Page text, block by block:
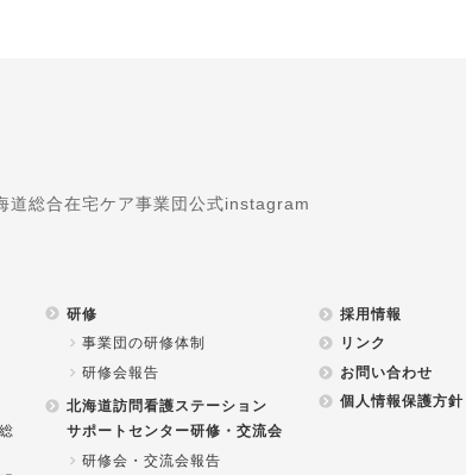
道総合在宅ケア事業団公式instagram
研修
事業団の研修体制
研修会報告
北海道訪問看護ステーション
サポートセンター研修・交流会
研修会・交流会報告
採用情報
リンク
お問い合わせ
個人情報保護方針